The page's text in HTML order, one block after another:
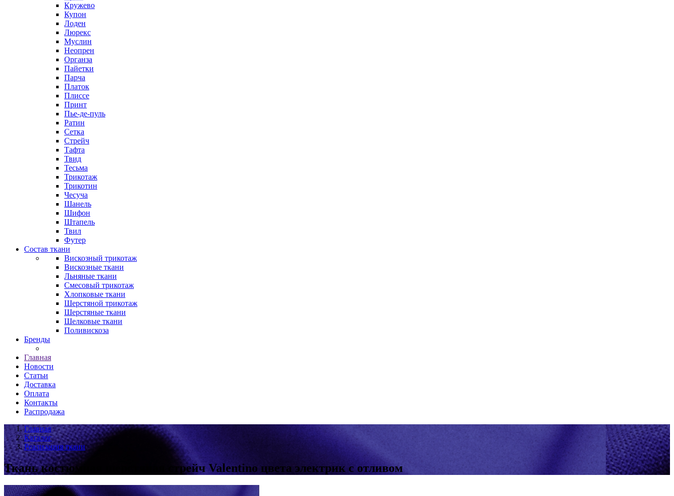
Кружево
Купон
Лоден
Люрекс
Муслин
Неопрен
Органза
Пайетки
Парча
Платок
Плиссе
Принт
Пье-де-пуль
Ратин
Сетка
Стрейч
Тафта
Твид
Тесьма
Трикотаж
Трикотин
Чесуча
Шанель
Шифон
Штапель
Твил
Футер
Состав ткани
Вискозный трикотаж
Вискозные ткани
Льняные ткани
Смесовый трикотаж
Хлопковые ткани
Шерстяной трикотаж
Шерстяные ткани
Шелковые ткани
Поливискоза
Бренды
Главная
Новости
Статьи
Доставка
Оплата
Контакты
Распродажа
Главная
Каталог
Реализация ткани
Ткань костюмная шерстяная стрейч Valentino цвета электрик с отливом